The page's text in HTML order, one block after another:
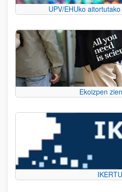
UPV/EHUko
Ekoizpen
IKERTU